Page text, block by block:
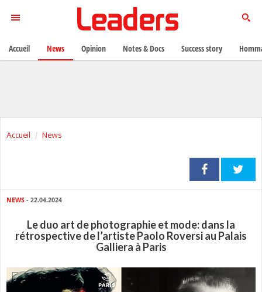
Accueil News
NEWS - 22.04.2024
Le duo art de photographie et mode: dans la
rétrospective de l’artiste Paolo Roversi au Palais
Galliera à Paris
Accueil News Opinion Notes & Docs Success story